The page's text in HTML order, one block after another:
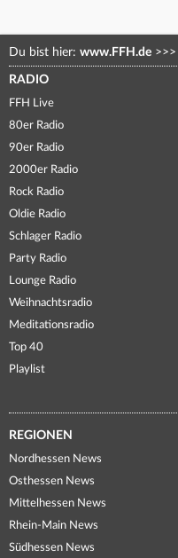
Du bist hier: www.FFH.de >>>
RADIO
FFH Live
80er Radio
90er Radio
2000er Radio
Rock Radio
Oldie Radio
Schlager Radio
Party Radio
Lounge Radio
Weihnachtsradio
Meditationsradio
Top 40
Playlist
REGIONEN
Nordhessen News
Osthessen News
Mittelhessen News
Rhein-Main News
Südhessen News